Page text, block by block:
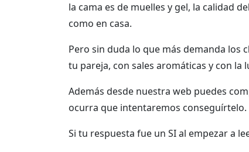
la cama es de muelles y gel, la calidad
como en casa.
Pero sin duda lo que más demanda los
tu pareja, con sales aromáticas y con
Además desde nuestra web puedes
ocurra que intentaremos conseguírtelo.
Si tu respuesta fue un SI al empezar a